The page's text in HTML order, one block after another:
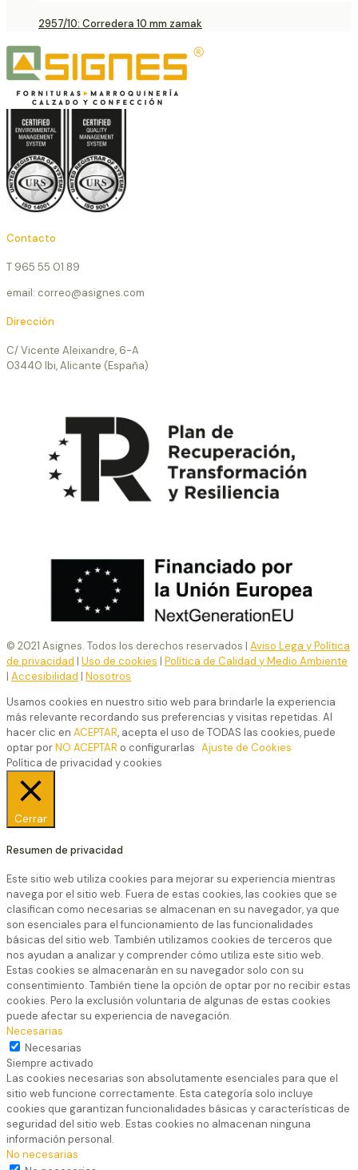
2957/10: Corredera 10 mm zamak
Contacto
T 965 55 01 89
email: correo@asignes.com
Dirección
C/ Vicente Aleixandre, 6-A
03440 Ibi, Alicante (España)
© 2021 Asignes. Todos los derechos reservados | Aviso Lega y Política
de privacidad | Uso de cookies | Política de Calidad y Medio Ambiente
| Accesibilidad | Nosotros
Usamos cookies en nuestro sitio web para brindarle la experiencia
más relevante recordando sus preferencias y visitas repetidas. Al
hacer clic en ACEPTAR, acepta el uso de TODAS las cookies, puede
optar porNO ACEPTAR o configurarlas Ajuste de Cookies
Política de privacidad y cookies
Cerrar
Resumen de privacidad
Este sitio web utiliza cookies para mejorar su experiencia mientras
navega por el sitio web. Fuera de estas cookies, las cookies que se
clasifican como necesarias se almacenan en su navegador, ya que
son esenciales para el funcionamiento de las funcionalidades
básicas del sitio web. También utilizamos cookies de terceros que
nos ayudan a analizar y comprender cómo utiliza este sitio web.
Estas cookies se almacenarán en su navegador solo con su
consentimiento. También tiene la opción de optar por no recibir estas
cookies. Pero la exclusión voluntaria de algunas de estas cookies
puede afectar su experiencia de navegación.
Necesarias
Necesarias
Siempre activado
Las cookies necesarias son absolutamente esenciales para que el
sitio web funcione correctamente. Esta categoría solo incluye
cookies que garantizan funcionalidades básicas y características de
seguridad del sitio web. Estas cookies no almacenan ninguna
información personal.
No necesarias